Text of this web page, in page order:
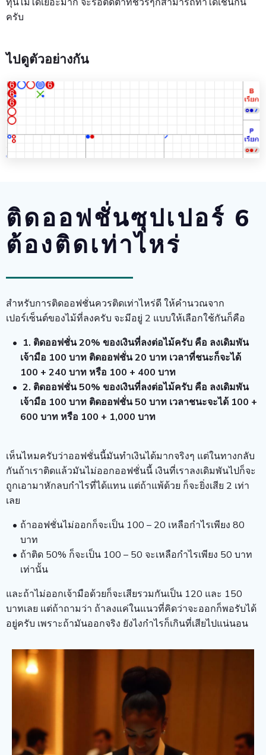
ครับ
ไปดูตัวอย่างกัน
ติดออฟชั่นซุปเปอร์ 6
ต้องติดเท่าไหร่
สำหรับการติดออฟชั่นควรติดเท่าไหร่ดี ให้คำนวณจาก
เปอร์เซ็นต์ของไม้ที่ลงครับ จะมีอยู่ 2 แบบให้เลือกใช้กันก็คือ
1. ติดออฟชั่น 20% ของเงินที่ลงต่อไม้ครับ คือ ลงเดิมพัน
เจ้ามือ 100 บาท ติดออฟชั่น 20 บาท เวลาที่ชนะก็จะได้
100 + 240 บาท หรือ 100 + 400 บาท
2. ติดออฟชั่น 50% ของเงินที่ลงต่อไม้ครับ คือ ลงเดิมพัน
เจ้ามือ 100 บาท ติดออฟชั่น 50 บาท เวลาชนะจะได้ 100 +
600 บาท หรือ 100 + 1,000 บาท
เห็นไหมครับว่าออฟชั่นนี้มันทำเงินได้มากจริงๆ แต่ในทางกลับ
กันถ้าเราติดแล้วมันไม่ออกออฟชั่นนี้ เงินที่เราลงเดิมพันไปก็จะ
ถูกเอามาหักลบกำไรที่ได้แทน แต่ถ้าแพ้ด้วย ก็จะยิ่งเสีย 2 เท่า
เลย
ถ้าออฟชั่นไม่ออกก็จะเป็น 100 – 20 เหลือกำไรเพียง 80
บาท
ถ้าติด 50% ก็จะเป็น 100 – 50 จะเหลือกำไรเพียง 50 บาท
เท่านั้น
และถ้าไม่ออกเจ้ามือด้วยก็จะเสียรวมกันเป็น 120 และ 150
บาทเลย แต่ถ้าถามว่า ถ้าลงแค่ในแนวที่คิดว่าจะออกก็พอรับได้
อยู่ครับ เพราะถ้ามันออกจริง ยังไงกำไรก็เกินที่เสียไปแน่นอน